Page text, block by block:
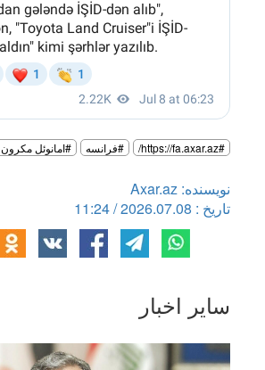
#https://fa.axar.az/ #فرانسه #امانوئل مکرون
نویسنده: Axar.az
تاریخ : 2026.07.08 / 11:24
سایر اخبار